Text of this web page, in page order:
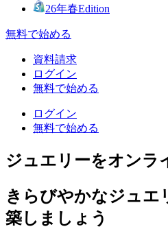
26年春Edition
無料で始める
資料請求
ログイン
無料で始める
ログイン
無料で始める
ジュエリーをオンラ
きらびやかなジュエ
築しましょう